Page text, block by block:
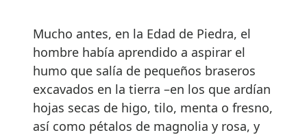
Mucho antes, en la Edad de Piedra, el
hombre había aprendido a aspirar el
humo que salía de pequeños braseros
excavados en la tierra –en los que ardían
hojas secas de higo, tilo, menta o fresno,
así como pétalos de magnolia y rosa, y